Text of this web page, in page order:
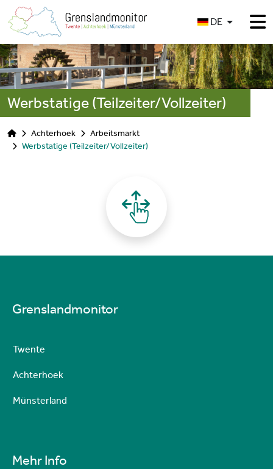
Sprache auswählen
DE
Werbstatige (Teilzeiter/Vollzeiter)
Achterhoek
Arbeitsmarkt
Werbstatige (Teilzeiter/Vollzeiter)
Grenslandmonitor
Twente
Achterhoek
Münsterland
Mehr Info